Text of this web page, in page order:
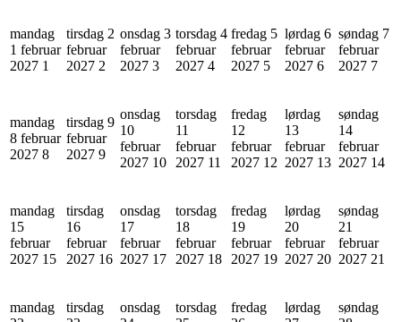
mandag
1 februar
2027 1
tirsdag 2
februar
2027 2
onsdag 3
februar
2027 3
torsdag 4
februar
2027 4
fredag 5
februar
2027 5
lørdag 6
februar
2027 6
søndag 7
februar
2027 7
mandag
8 februar
2027 8
tirsdag 9
februar
2027 9
onsdag
10
februar
2027 10
torsdag
11
februar
2027 11
fredag
12
februar
2027 12
lørdag
13
februar
2027 13
søndag
14
februar
2027 14
mandag
15
februar
2027 15
tirsdag
16
februar
2027 16
onsdag
17
februar
2027 17
torsdag
18
februar
2027 18
fredag
19
februar
2027 19
lørdag
20
februar
2027 20
søndag
21
februar
2027 21
mandag
tirsdag
onsdag
torsdag
fredag
lørdag
søndag